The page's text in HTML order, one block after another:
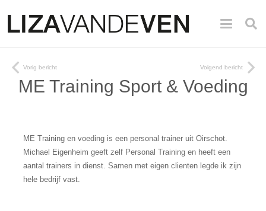
Vorig bericht Volgend bericht
ME Training Sport & Voeding
ME Training en voeding is een personal trainer uit Oirschot.
Michael Eigenheim geeft zelf Personal Training en heeft een
aantal trainers in dienst. Samen met eigen clienten legde ik zijn
hele bedrijf vast.